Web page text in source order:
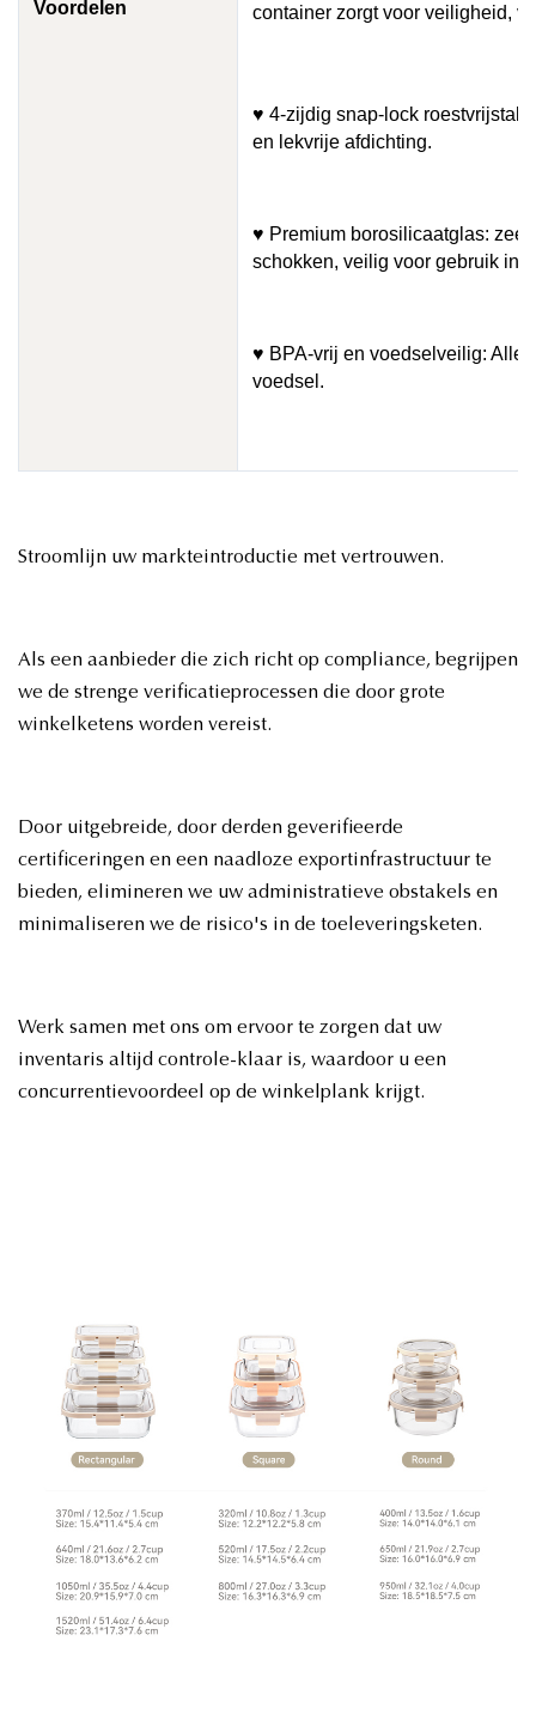
Voordelen container zorgt voor veiligheid,
♥ 4-zijdig snap-lock
en lekvrije afdichting.
♥ Premium borosilicaatglas:
schokken, veilig voor gebruik in
♥ BPA-vrij en voedselveilig: Alle
voedsel.
Stroomlijn uw markteintroductie met vertrouwen.
Als een aanbieder die zich richt op compliance, begrijpen
we de strenge verificatieprocessen die door grote
winkelketens worden vereist.
Door uitgebreide, door derden geverifieerde
certificeringen en een naadloze exportinfrastructuur te
bieden, elimineren we uw administratieve obstakels en
minimaliseren we de risico's in de toeleveringsketen.
Werk samen met ons om ervoor te zorgen dat uw
inventaris altijd controle-klaar is, waardoor u een
concurrentievoordeel op de winkelplank krijgt.